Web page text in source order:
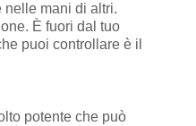
nelle mani di altri.
È fuori dal tuo
puoi controllare è il
potente che può